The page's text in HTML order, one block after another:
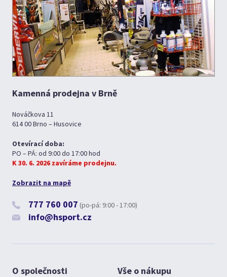
Kamenná prodejna v Brně
Nováčkova 11
614 00 Brno – Husovice
Otevírací doba:
PO – PÁ: od 9:00 do 17:00 hod
K 30. 6. 2026 zavíráme prodejnu.
Zobrazit na mapě
777 760 007 (po-pá: 9:00 - 17:00)
info@hsport.cz
O společnosti Vše o nákupu